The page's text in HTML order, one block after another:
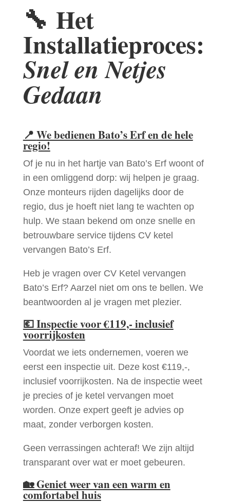
🔧 Het
Installatieproces:
Snel en Netjes
Gedaan
📍 We bedienen Bato’s Erf en de hele
regio!
Of je nu in het hartje van Bato’s Erf woont of
in een omliggend dorp: wij helpen je graag.
Onze monteurs rijden dagelijks door de
regio, dus je hoeft niet lang te wachten op
hulp. We staan bekend om onze snelle en
betrouwbare service tijdens CV ketel
vervangen Bato’s Erf.
Heb je vragen over CV Ketel vervangen
Bato’s Erf? Aarzel niet om ons te bellen. We
beantwoorden al je vragen met plezier.
💶Inspectie voor €119,- inclusief
voorrijkosten
Voordat we iets ondernemen, voeren we
eerst een inspectie uit. Deze kost €119,-,
inclusief voorrijkosten. Na de inspectie weet
je precies of je ketel vervangen moet
worden. Onze expert geeft je advies op
maat, zonder verborgen kosten.
Geen verrassingen achteraf! We zijn altijd
transparant over wat er moet gebeuren.
🏡Geniet weer van een warm en
comfortabel huis